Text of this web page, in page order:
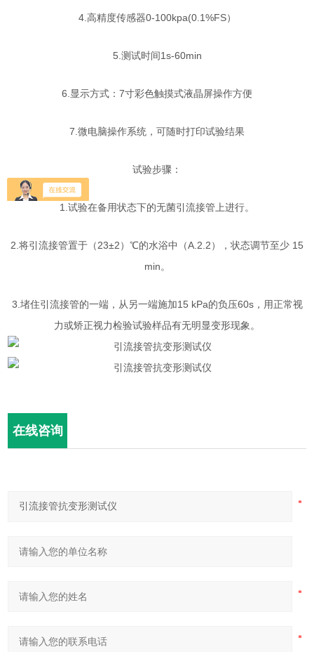
4.高精度传感器0-100kpa(0.1%FS）
5.测试时间1s-60min
6.显示方式：7寸彩色触摸式液晶屏操作方便
7.微电脑操作系统，可随时打印试验结果
试验步骤：
1.试验在备用状态下的无菌引流接管上进行。
2.将引流接管置于（23±2）℃的水浴中（A.2.2），状态调节至少 15
min。
3.堵住引流接管的一端，从另一端施加15 kPa的负压60s，用正常视
力或矫正视力检验试验样品有无明显变形现象。
在线咨询